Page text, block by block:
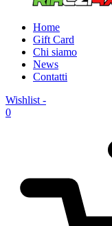
Home
Gift Card
Chi siamo
News
Contatti
Wishlist -
0